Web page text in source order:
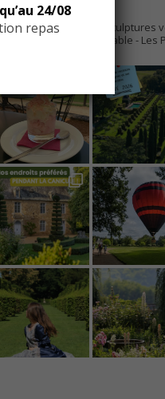
EYRIGNAC
10 hectares de sculptures
- Jardin Remarquable- Les
24/08
repas